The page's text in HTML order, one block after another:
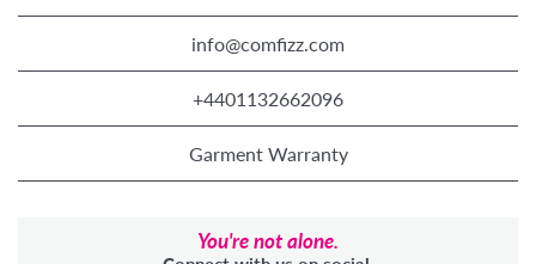
info@comfizz.com
+4401132662096
Garment Warranty
You're not alone.